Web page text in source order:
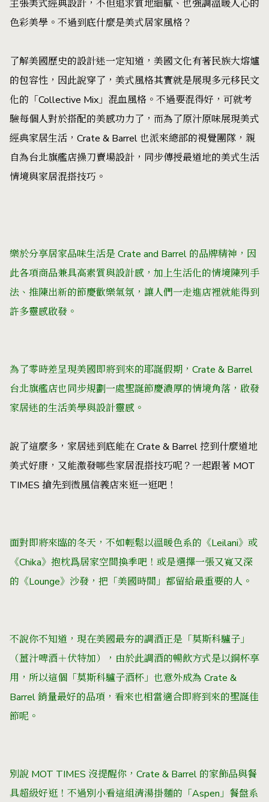
主張美式經典設計，不但追求質地細膩、也強調溫暖人心的
色彩美學。不過到底什麼是美式居家風格？
了解美國歷史的設計迷一定知道，美國文化有著民族大熔爐
的包容性，因此說穿了，美式風格其實就是展現多元移民文
化的「Collective Mix」混血風格。不過要混得好，可就考
驗每個人對於搭配的美感功力了，而為了原汁原味展現美式
經典家居生活，Crate & Barrel 也派來總部的視覺團隊，親
自為台北旗艦店操刀賣場設計，同步傳授最道地的美式生活
情境與家居混搭技巧。
樂於分享居家品味生活是 Crate and Barrel 的品牌精神，因
此各項商品兼具高素質與設計感，加上生活化的情境陳列手
法、推陳出新的節慶歡樂氣氛，讓人們一走進店裡就能得到
許多靈感啟發。
為了零時差呈現美國即將到來的耶誕假期，Crate & Barrel
台北旗艦店也同步規劃一處聖誕節慶濃厚的情境角落，啟發
家居迷的生活美學與設計靈感。
說了這麼多，家居迷到底能在 Crate & Barrel 挖到什麼道地
美式好康，又能激發哪些家居混搭技巧呢？一起跟著 MOT
TIMES 搶先到微風信義店來逛一逛吧！
面對即將來臨的冬天，不如輕鬆以溫暖色系的《Leilani》或
《Chika》 抱枕爲居家空間換季吧！或是選擇一張又寬又深
的 《Lounge》 沙發，把「美國時間」都留給最重要的人。
不說你不知道，現在美國最夯的調酒正是「莫斯科驢子」
（薑汁啤酒＋伏特加），由於此調酒的暢飲方式是以銅杯享
用，所以這個「莫斯科驢子酒杯」也意外成為 Crate &
Barrel 銷量最好的品項，看來也相當適合即將到來的聖誕佳
節呢。
別說 MOT TIMES 沒提醒你，Crate & Barrel 的家飾品與餐
具超級好逛！不過別小看這組清湯掛麵的「Aspen」 餐盤系